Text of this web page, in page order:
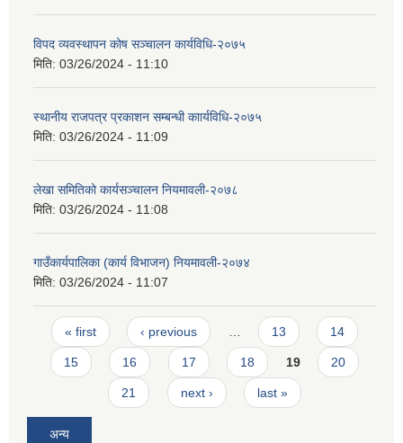
विपद व्यवस्थापन कोष सञ्चालन कार्यविधि-२०७५
मिति: 03/26/2024 - 11:10
स्थानीय राजपत्र प्रकाशन सम्बन्धी काार्यविधि-२०७५
मिति: 03/26/2024 - 11:09
लेखा समितिको कार्यसञ्चालन नियमावली-२०७८
मिति: 03/26/2024 - 11:08
गाउँकार्यपालिका (कार्य विभाजन) नियमावली-२०७४
मिति: 03/26/2024 - 11:07
Pages
« first ‹ previous 13 14
15 16 17 18 19 20
21 next › last »
अन्य